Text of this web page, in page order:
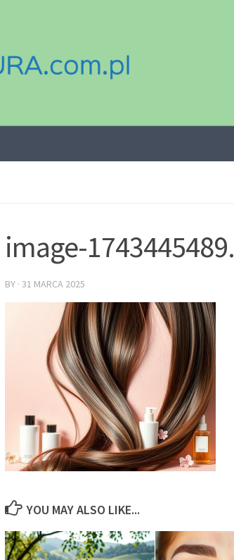
image-
BY · 31 MARCA 2025
YOU MAY ALSO LIKE...